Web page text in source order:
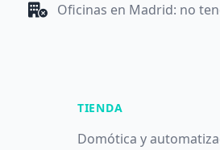
Oficinas en Madrid: no
TIENDA
Domótica y